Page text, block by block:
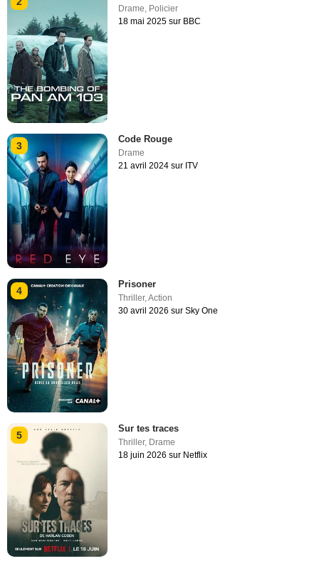
Drame, Policier
18 mai 2025 sur BBC
3
Code Rouge
Drame
21 avril 2024 sur ITV
4
Prisoner
Thriller,Action
30 avril 2026 sur Sky One
5
Sur tes traces
Thriller, Drame
18 juin 2026 sur Netflix